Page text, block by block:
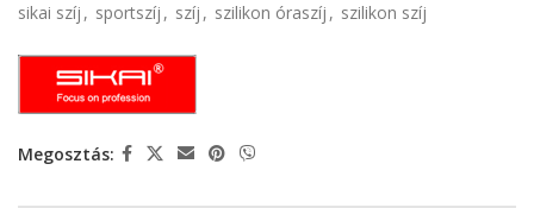
sikai szíj , sportszíj , szíj , szilikon óraszíj , szilikon szíj
Megosztás: